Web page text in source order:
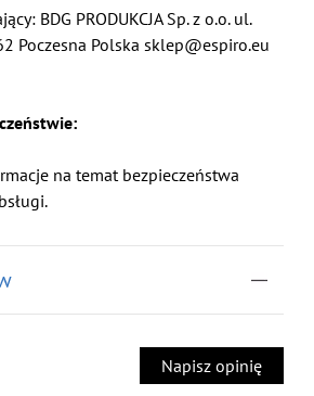
BDG PRODUKCJA Sp. z o.o. ul.
Poczesna Polska sklep@espiro.eu
na temat bezpieczeństwa
Napisz opinię